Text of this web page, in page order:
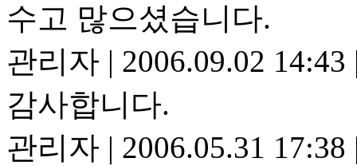
수고 많으셨습니다.
관리자 | 2006.09.02 14:43
감사합니다.
관리자 | 2006.05.31 17:38